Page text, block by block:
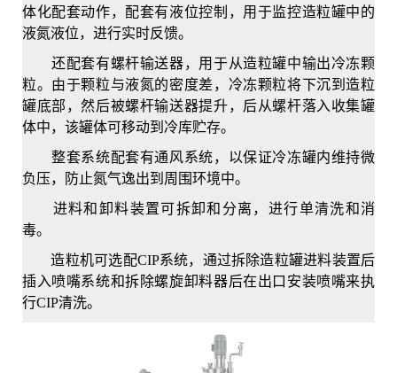
体化配套动作，配套有液位控制，用于监控造粒罐中的
液氮液位，进行实时反馈。
还配套有螺杆输送器，用于从造粒罐中输出冷冻颗
粒。由于颗粒与液氮的密度差，冷冻颗粒将下沉到造粒
罐底部，然后被螺杆输送器提升，后从螺杆落入收集罐
体中，该罐体可移动到冷库贮存。
整套系统配套有通风系统，以保证冷冻罐内维持微
负压，防止氮气逸出到周围环境中。
进料和卸料装置可拆卸和分离，进行单清洗和消
毒。
造粒机可选配CIP系统，通过拆除造粒罐进料装置后
插入喷嘴系统和拆除螺旋卸料器后在出口安装喷嘴来执
行CIP清洗。